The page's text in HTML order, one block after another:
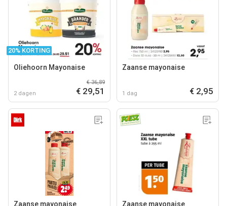
20% KORTING
Oliehoorn Mayonaise
2 dagen
€ 36,89
€ 29,51
Zaanse mayonaise
1 dag € 2,95
Zaanse mayonaise Zaanse mayonaise